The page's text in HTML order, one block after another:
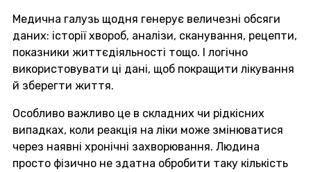
Медична галузь щодня генерує величезні обсяги
даних: історії хвороб, аналізи, сканування, рецепти,
показники життєдіяльності тощо. І логічно
використовувати ці дані, щоб покращити лікування
й зберегти життя.
Особливо важливо це в складних чи рідкісних
випадках, коли реакція на ліки може змінюватися
через наявні хронічні захворювання. Людина
просто фізично не здатна обробити таку кількість